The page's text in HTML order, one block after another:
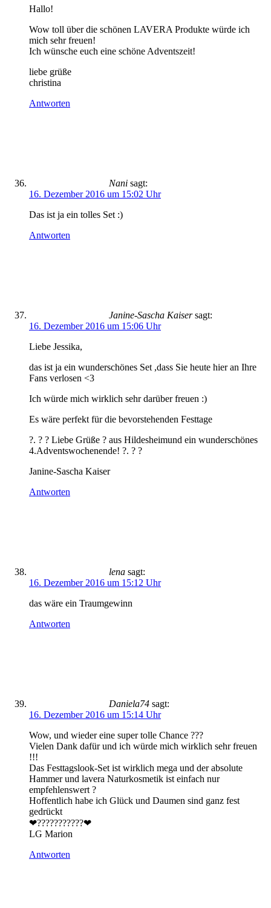
Hallo!
Wow toll über die schönen LAVERA Produkte würde ich
mich sehr freuen!
Ich wünsche euch eine schöne Adventszeit!
liebe grüße
christina
Antworten
Nani sagt:
16. Dezember 2016 um 15:02 Uhr
Das ist ja ein tolles Set :)
Antworten
Janine-Sascha Kaiser sagt:
16. Dezember 2016 um 15:06 Uhr
Liebe Jessika,
das ist ja ein wunderschönes Set ,dass Sie heute hier an Ihre
Fans verlosen <3
Ich würde mich wirklich sehr darüber freuen :)
Es wäre perfekt für die bevorstehenden Festtage
?. ? ? Liebe Grüße ? aus Hildesheimund ein wunderschönes
4.Adventswochenende! ?. ? ?
Janine-Sascha Kaiser
Antworten
lena sagt:
16. Dezember 2016 um 15:12 Uhr
das wäre ein Traumgewinn
Antworten
Daniela74 sagt:
16. Dezember 2016 um 15:14 Uhr
Wow, und wieder eine super tolle Chance ???
Vielen Dank dafür und ich würde mich wirklich sehr freuen
!!!
Das Festtagslook-Set ist wirklich mega und der absolute
Hammer und lavera Naturkosmetik ist einfach nur
empfehlenswert ?
Hoffentlich habe ich Glück und Daumen sind ganz fest
gedrückt
❤???????????❤
LG Marion
Antworten